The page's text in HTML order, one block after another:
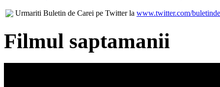
Urmariti Buletin de Carei pe Twitter la www.twitter.com/
Filmul saptamanii